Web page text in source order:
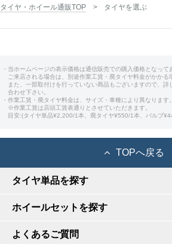
タイヤ・ホイール通販TOP タイヤを選ぶ
・当ホームページの表示価格は通信販売での購入価格となって
ご来店される場合は、別途作業工賃・廃タイヤ料金がかかる
また、一部取付けを行っていない商品もございますので、詳
合わせ下さい。
・作業工賃・廃タイヤ料金は、サイズ・車種により異なります。
※作業工賃は店頭工賃表通りとさせていただきます。
目安:(タイヤ単品¥2,200/1本、廃タイヤ¥550/1本、バルブ
TOPへ戻る
タイヤ単品を探す
ホイールセットを探す
よくあるご質問